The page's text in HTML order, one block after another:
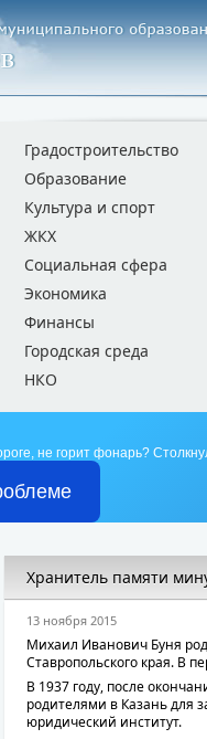
Градостроительство
Образование
Культура и спорт
ЖКХ
Социальная сфера
Экономика
Финансы
Городская среда
НКО
не горит фонарь?
Хранитель памяти
13 ноября 2015
Михаил Иванович Буня
Ставропольского края. В
В 1937 году, после
родителями в Казань для
юридический институт.